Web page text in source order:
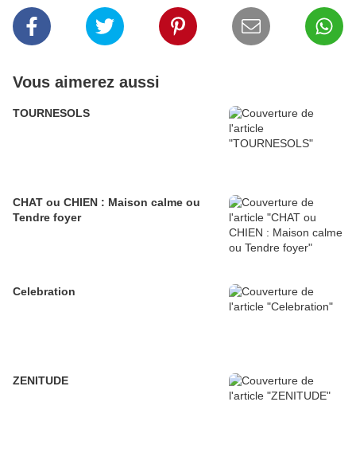
Vous aimerez aussi
TOURNESOLS
CHAT ou CHIEN : Maison calme ou
Tendre foyer
Celebration
ZENITUDE